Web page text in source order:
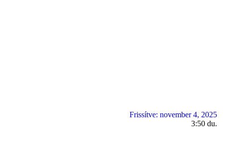
Frissítve: november 4, 2025
3:50 du.